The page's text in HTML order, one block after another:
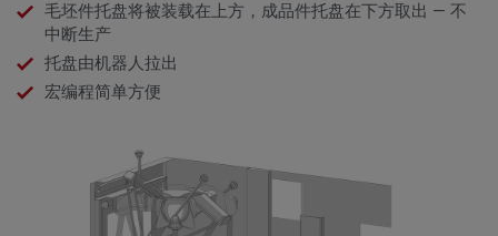
毛坯件托盘将被装载在上方，成品件托盘在下方取出 — 不
中断生产
托盘由机器人拉出
宏编程简单方便